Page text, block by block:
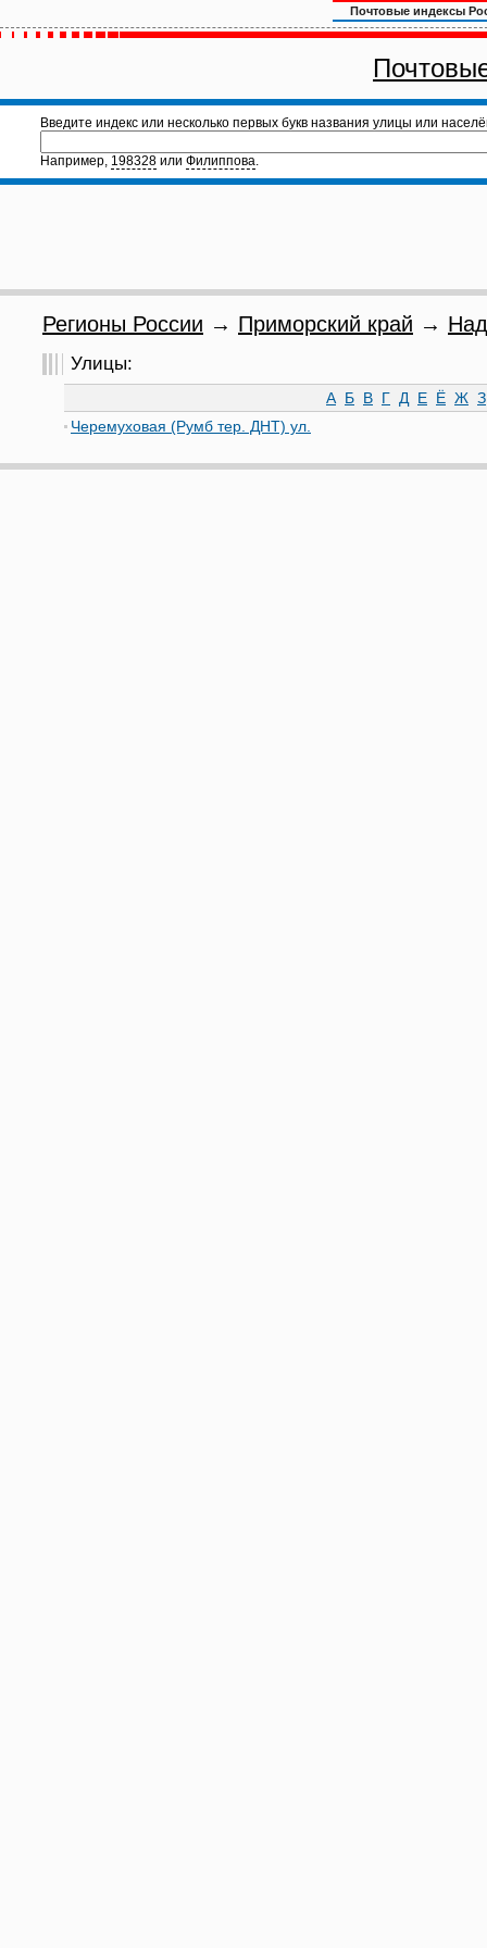
Почтовые индексы
Введите индекс или несколько первых букв названия улицы или
Например, 198328 или Филиппова.
Регионы России → Приморский край →
Улицы:
А Б В Г Д Е Ё Ж З
Черемуховая (Румб тер. ДНТ) ул.